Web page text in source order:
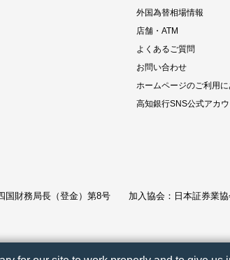
外国為替相場情報
店舗・ATM
よくあるご質問
お問い合わせ
ホームページのご利用
高知銀行SNS公式アカウ
国財務局長（登金）第8号 加入協会：日本証券業協